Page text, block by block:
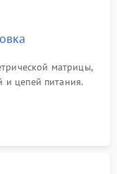
матрицы,
и цепей питания.
памяти и
SMD-компонентов